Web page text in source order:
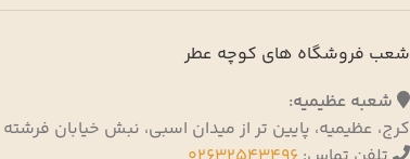
شعب فروشگاه های کوچه عطر
شعبه عظیمیه:
کرج، عظیمیه، پایین تر از میدان اسبی، نبش خیابان فرشته